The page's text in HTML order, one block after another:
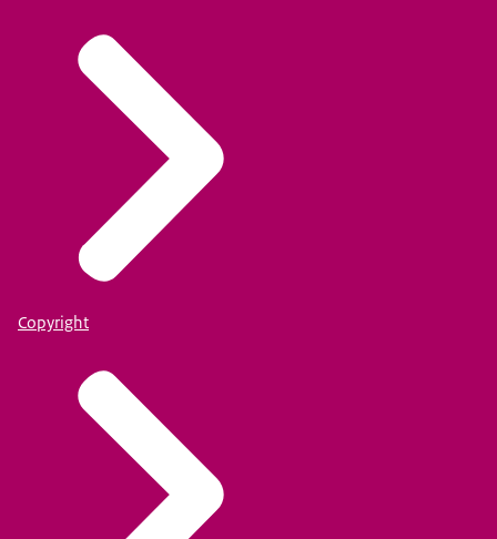
Copyright